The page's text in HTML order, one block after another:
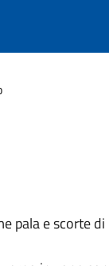
pala e scorte di